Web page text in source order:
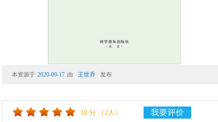
本资源于 2020-09-17 由 王世乔 发布
10 分 （2人） 我要评价